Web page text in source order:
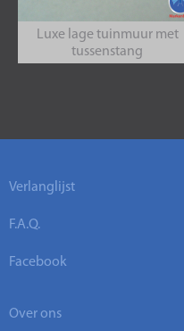
Luxe lage tuinmuur met
tussenstang
Verlanglijst
F.A.Q.
Facebook
Over ons